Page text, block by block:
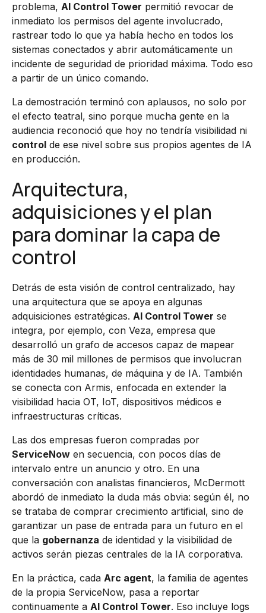
problema, AI Control Tower permitió revocar de
inmediato los permisos del agente involucrado,
rastrear todo lo que ya había hecho en todos los
sistemas conectados y abrir automáticamente un
incidente de seguridad de prioridad máxima. Todo eso
a partir de un único comando.
La demostración terminó con aplausos, no solo por
el efecto teatral, sino porque mucha gente en la
audiencia reconoció que hoy no tendría visibilidad ni
control de ese nivel sobre sus propios agentes de IA
en producción.
Arquitectura,
adquisiciones y el plan
para dominar la capa de
control
Detrás de esta visión de control centralizado, hay
una arquitectura que se apoya en algunas
adquisiciones estratégicas. AI Control Tower se
integra, por ejemplo, con Veza, empresa que
desarrolló un grafo de accesos capaz de mapear
más de 30 mil millones de permisos que involucran
identidades humanas, de máquina y de IA. También
se conecta con Armis, enfocada en extender la
visibilidad hacia OT, IoT, dispositivos médicos e
infraestructuras críticas.
Las dos empresas fueron compradas por
ServiceNow en secuencia, con pocos días de
intervalo entre un anuncio y otro. En una
conversación con analistas financieros, McDermott
abordó de inmediato la duda más obvia: según él, no
se trataba de comprar crecimiento artificial, sino de
garantizar un pase de entrada para un futuro en el
que la gobernanza de identidad y la visibilidad de
activos serán piezas centrales de la IA corporativa.
En la práctica, cada Arc agent, la familia de agentes
de la propia ServiceNow, pasa a reportar
continuamente a AI Control Tower. Eso incluye logs